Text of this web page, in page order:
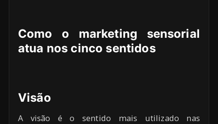
Como o marketing sensorial
atua nos cinco sentidos
Visão
A visão é o sentido mais utilizado nas